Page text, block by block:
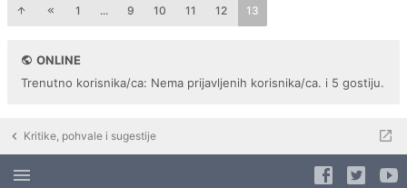
1 ... 9 10 11 12 13
ONLINE
Trenutno korisnika/ca: Nema prijavljenih korisnika/ca. i 5 gostiju.
Kritike, pohvale i sugestije